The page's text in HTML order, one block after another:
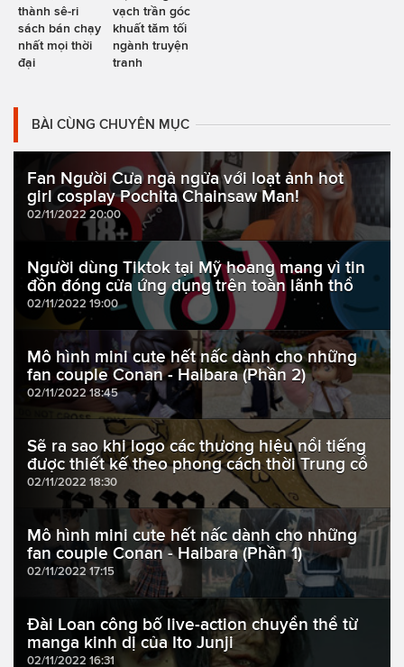
thành sê-ri
sách bán chạy
nhất mọi thời
đại
vạch trần góc
khuất tăm tối
ngành truyện
tranh
BÀI CÙNG CHUYÊN MỤC
Fan Người Cưa ngả ngửa với loạt ảnh hot
girl cosplay Pochita Chainsaw Man!
02/11/2022 20:00
Người dùng Tiktok tại Mỹ hoang mang vì tin
đồn đóng cửa ứng dụng trên toàn lãnh thổ
02/11/2022 19:00
Mô hình mini cute hết nấc dành cho những
fan couple Conan - Haibara (Phần 2)
02/11/2022 18:45
Sẽ ra sao khi logo các thương hiệu nổi tiếng
được thiết kế theo phong cách thời Trung cổ
02/11/2022 18:30
Mô hình mini cute hết nấc dành cho những
fan couple Conan - Haibara (Phần 1)
02/11/2022 17:15
Đài Loan công bố live-action chuyển thể từ
manga kinh dị của Ito Junji
02/11/2022 16:31